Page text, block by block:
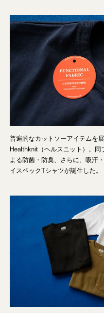
普遍的なカットソーアイテムを
Healthknit（ヘルスニット）。
よる防菌・防臭、さらに、吸汗
イスペックTシャツが誕生した。